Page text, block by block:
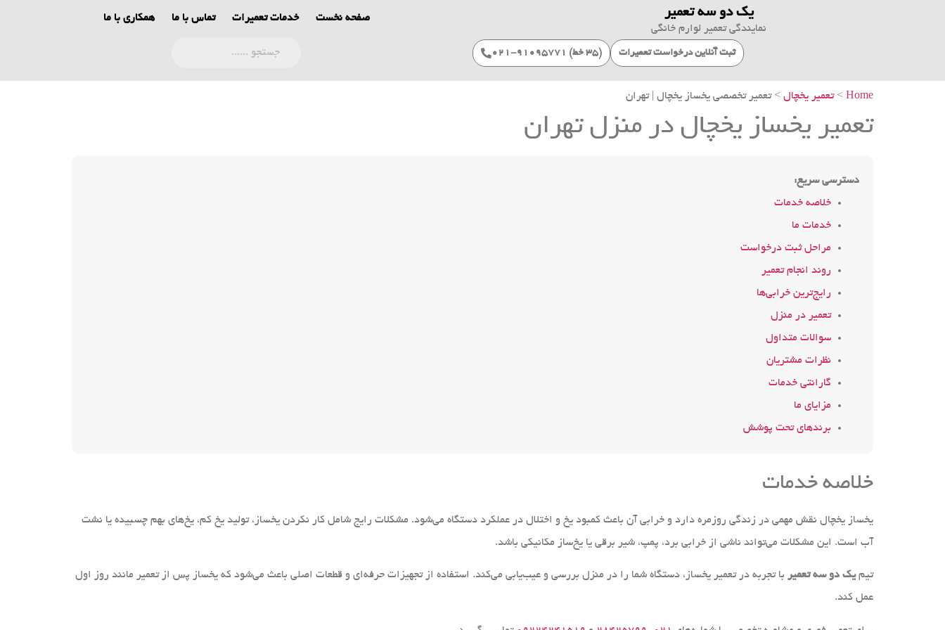
صفحه نخست خدمات تعمیرات تماس با ما همکاری با ما یک دو سه تعمیر
نمایندگی تعمیر لوارم خانگی
(۳۵ خط) 91095771-021 ثبت آنلاین درخواست تعمیرات
Home
>تعمیر یخچال > تعمیر تخصصی یخساز یخچال | تهران
تعمیر یخساز یخچال در منزل تهران
دسترسی سریع:
خلاصه خدمات
خدمات ما
مراحل ثبت درخواست
روند انجام تعمیر
رایج‌ترین خرابی‌ها
تعمیر در منزل
سوالات متداول
نظرات مشتریان
گارانتی خدمات
مزایای ما
برندهای تحت پوشش
خلاصه خدمات
یخساز یخچال نقش مهمی در زندگی روزمره دارد و خرابی آن باعث کمبود یخ و اختلال در عملکرد دستگاه می‌شود. مشکلات رایج شامل کار نکردن یخساز، تولید یخ کم، یخ‌های بهم چسبیده یا نشت
آب است. این مشکلات می‌تواند ناشی از خرابی برد، پمپ، شیر برقی یا یخ‌ساز مکانیکی باشد.
تیمیک دو سه تعمیر با تجربه در تعمیر یخساز، دستگاه شما را در منزل بررسی و عیب‌یابی می‌کند. استفاده از تجهیزات حرفه‌ای و قطعات اصلی باعث می‌شود که یخساز پس از تعمیر مانند روز اول
عمل کند.